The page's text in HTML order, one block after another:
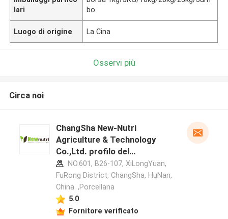
lari
bo
Luogo di origine La Cina
Osservi più
Circa noi
ChangSha New-Nutri
Agriculture & Technology
Co.,Ltd. profilo del
produttore
NO.601, B26-107, XiLongYuan,
FuRong District, ChangSha, HuNan,
China. ,Porcellana
5.0
Fornitore verificato